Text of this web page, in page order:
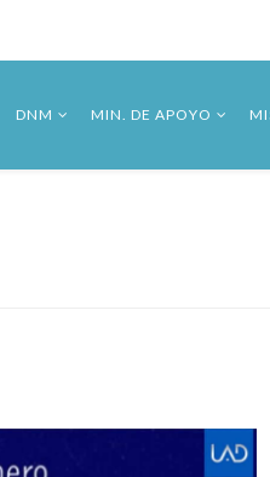
DNM MIN. DE APOYO